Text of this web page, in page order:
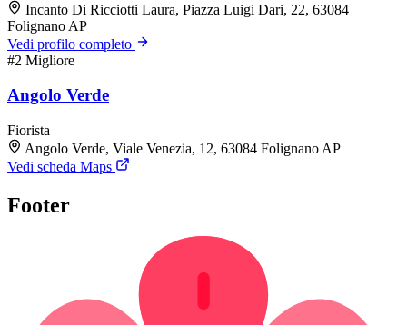
Incanto Di Ricciotti Laura, Piazza Luigi Dari, 22, 63084
Folignano AP
Vedi profilo completo
#2 Migliore
Angolo Verde
Fiorista
Angolo Verde, Viale Venezia, 12, 63084 Folignano AP
Vedi scheda Maps
Footer